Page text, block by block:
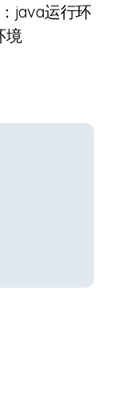
java运行环
境